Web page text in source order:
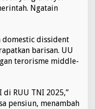
Ngatain
domestic dissident
barisan. UU
terorisme middle-
di RUU TNI 2025,”
pensiun, menambah